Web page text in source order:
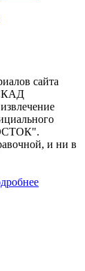
сайта
и ни в